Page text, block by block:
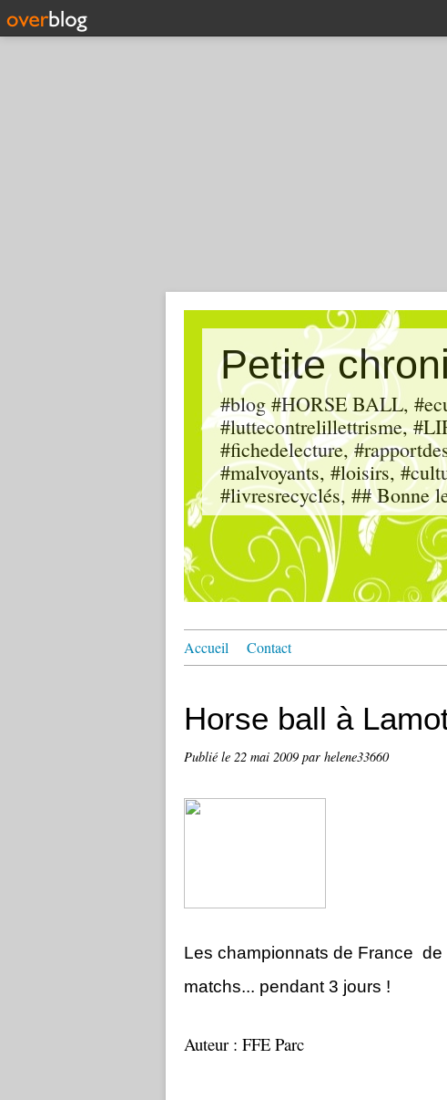
Petite
#blog #HORSE BALL,
#luttecontrelillettrisme,
#fichedelecture,
#malvoyants, #loisirs,
#livresrecyclés, ## Bonne
Accueil Contact
Horse ball à
Publié le 22 mai 2009 par helene33660
Les championnats de France
matchs... pendant 3 jours !
Auteur : FFE Parc